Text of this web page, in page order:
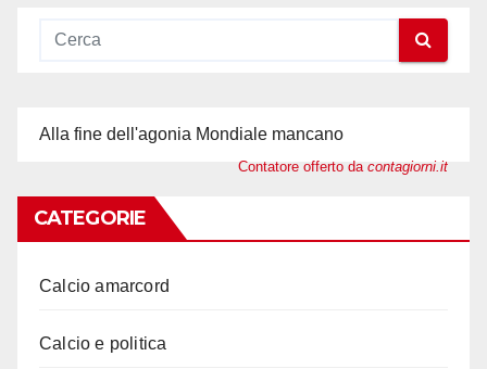
Alla fine dell'agonia Mondiale mancano
Contatore offerto da contagiorni.it
CATEGORIE
Calcio amarcord
Calcio e politica